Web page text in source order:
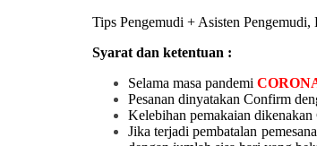
Tips Pengemudi + Asisten
Syarat dan ketentuan :
Selama masa pandemi
Pesanan dinyatakan Confirm
Kelebihan pemakaian dikenakan
Jika terjadi pembatalan